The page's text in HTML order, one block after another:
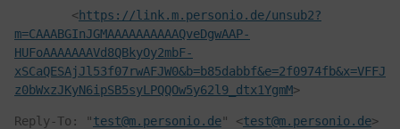
<https://link.m.personio.de/unsub2?
m=CAAABGInJGMAAAAAAAAAAQveDgwAAP-
HUFoAAAAAAAVd8QBkyOy2mbF-
xSCaQESAjJl53f07rwAFJW0&b=b85dabbf&e=2f0974fb&x=VFFJ
z0bWxzJKyN6ipSB5syLPQQOw5y62l9_dtx1YgmM>
Reply-To: "test@m.personio.de" <test@m.personio.de>